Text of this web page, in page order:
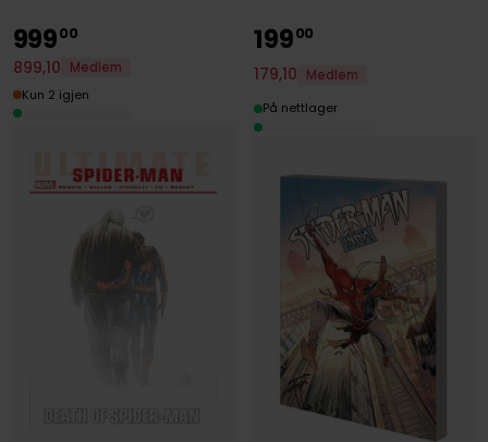
99900
899,10
Medlem
Kun 2 igjen
19900
179,10
Medlem
På nettlager